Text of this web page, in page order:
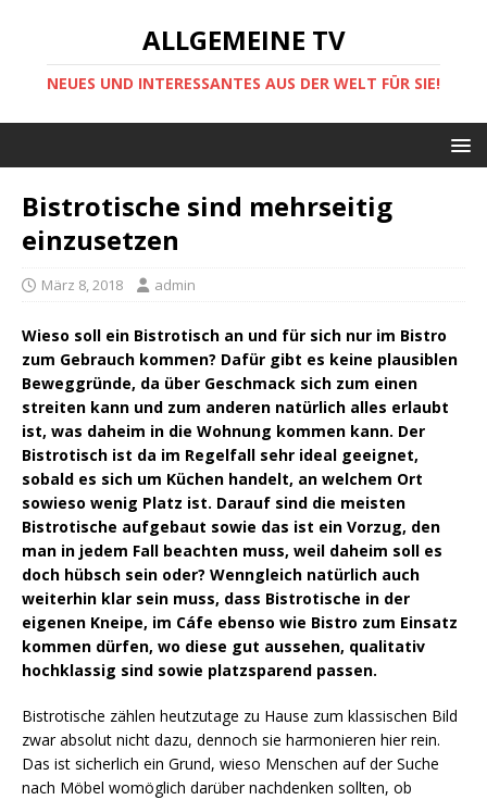
ALLGEMEINE TV
NEUES UND INTERESSANTES AUS DER WELT FÜR SIE!
Bistrotische sind mehrseitig
einzusetzen
März 8, 2018 admin
Wieso soll ein Bistrotisch an und für sich nur im Bistro
zum Gebrauch kommen? Dafür gibt es keine plausiblen
Beweggründe, da über Geschmack sich zum einen
streiten kann und zum anderen natürlich alles erlaubt
ist, was daheim in die Wohnung kommen kann. Der
Bistrotisch ist da im Regelfall sehr ideal geeignet,
sobald es sich um Küchen handelt, an welchem Ort
sowieso wenig Platz ist. Darauf sind die meisten
Bistrotische aufgebaut sowie das ist ein Vorzug, den
man in jedem Fall beachten muss, weil daheim soll es
doch hübsch sein oder? Wenngleich natürlich auch
weiterhin klar sein muss, dass Bistrotische in der
eigenen Kneipe, im Cáfe ebenso wie Bistro zum Einsatz
kommen dürfen, wo diese gut aussehen, qualitativ
hochklassig sind sowie platzsparend passen.
Bistrotische zählen heutzutage zu Hause zum klassischen Bild
zwar absolut nicht dazu, dennoch sie harmonieren hier rein.
Das ist sicherlich ein Grund, wieso Menschen auf der Suche
nach Möbel womöglich darüber nachdenken sollten, ob